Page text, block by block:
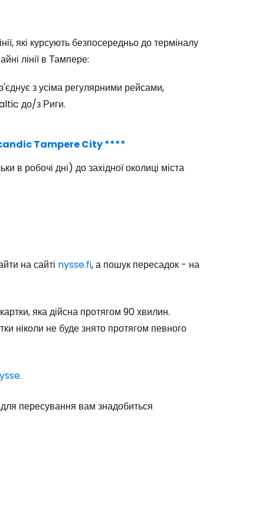
які курсують безпосередньо до терміналу
лінії в Тампере:
з усіма регулярними рейсами,
до/з Риги.
Tampere City ****
в робочі дні) до західної околиці міста
на сайті nysse.fi, а пошук пересадок - на
яка дійсна протягом 90 хвилин.
ніколи не буде знято протягом певного
.
пересування вам знадобиться